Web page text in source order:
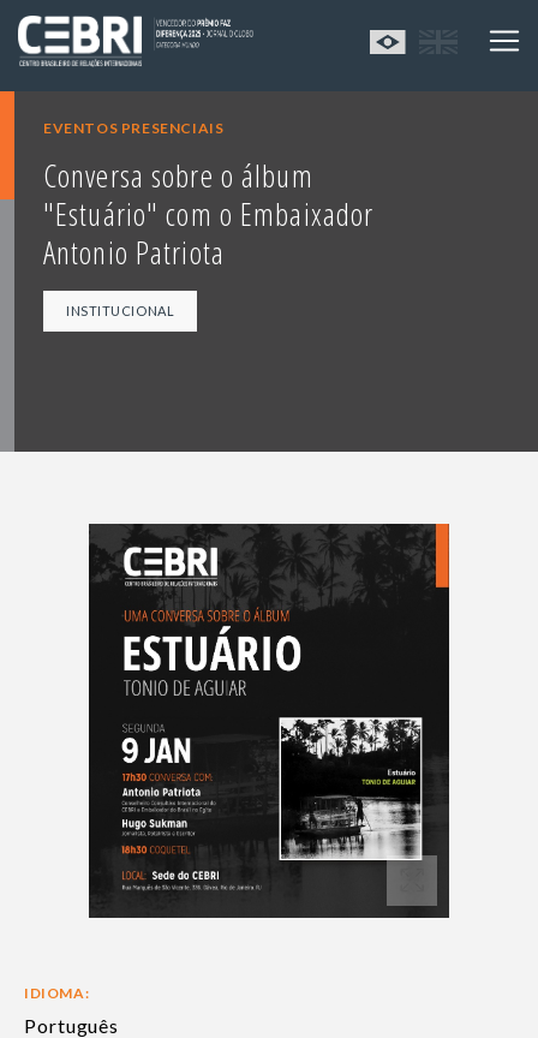
EVENTOS PRESENCIAIS
Conversa sobre o álbum
"Estuário" com o Embaixador
Antonio Patriota
INSTITUCIONAL
IDIOMA:
Português